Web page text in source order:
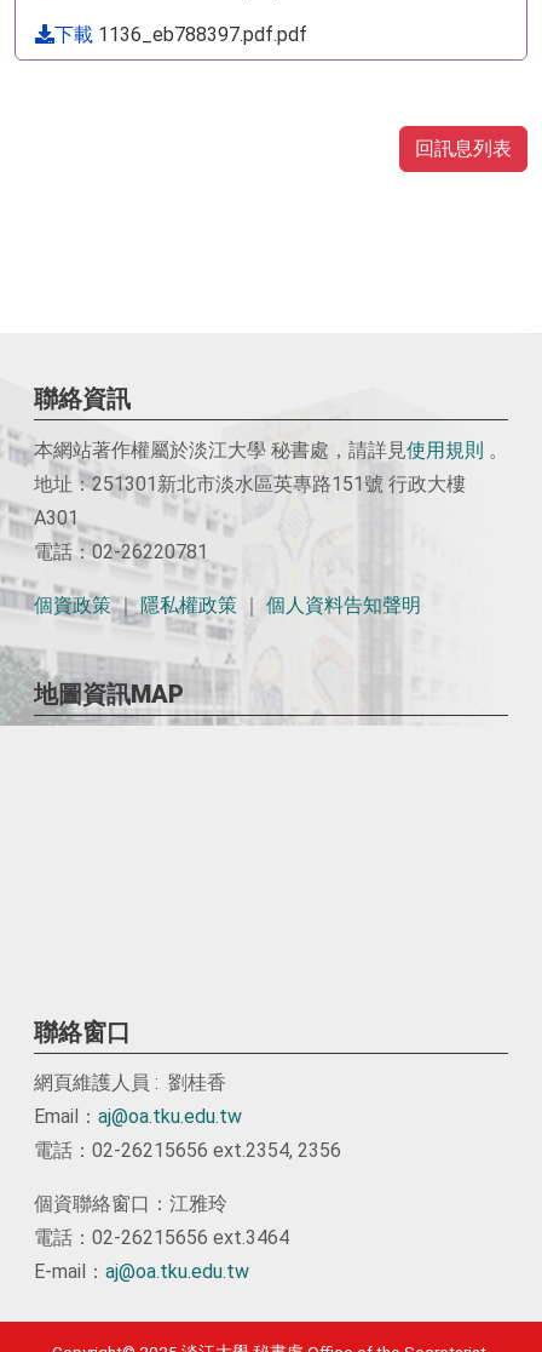
下載 1136_eb788397.pdf.pdf
回訊息列表
聯絡資訊
本網站著作權屬於淡江大學 秘書處，請詳見使用規則 。
地址：251301新北市淡水區英專路151號 行政大樓
A301
電話：02-26220781
個資政策｜ 隱私權政策 ｜ 個人資料告知聲明
地圖資訊MAP
聯絡窗口
網頁維護人員 : 劉桂香
Email： aj@oa.tku.edu.tw
電話：02-26215656 ext.2354, 2356
個資聯絡窗口：江雅玲
電話：02-26215656 ext.3464
E-mail： aj@oa.tku.edu.tw